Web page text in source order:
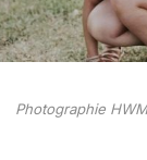
Photographie HWM